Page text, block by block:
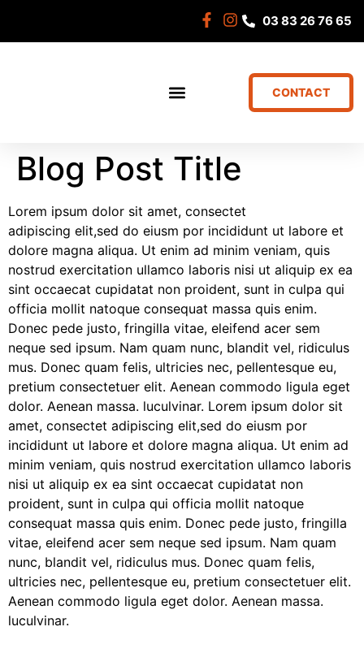
03 83 26 76 65
CONTACT
Blog Post Title
Lorem ipsum dolor sit amet, consectet
adipiscing elit,sed do eiusm por incididunt ut labore et
dolore magna aliqua. Ut enim ad minim veniam, quis
nostrud exercitation ullamco laboris nisi ut aliquip ex ea
sint occaecat cupidatat non proident, sunt in culpa qui
officia mollit natoque consequat massa quis enim.
Donec pede justo, fringilla vitae, eleifend acer sem
neque sed ipsum. Nam quam nunc, blandit vel, ridiculus
mus. Donec quam felis, ultricies nec, pellentesque eu,
pretium consectetuer elit. Aenean commodo ligula eget
dolor. Aenean massa. luculvinar. Lorem ipsum dolor sit
amet, consectet adipiscing elit,sed do eiusm por
incididunt ut labore et dolore magna aliqua. Ut enim ad
minim veniam, quis nostrud exercitation ullamco laboris
nisi ut aliquip ex ea sint occaecat cupidatat non
proident, sunt in culpa qui officia mollit natoque
consequat massa quis enim. Donec pede justo, fringilla
vitae, eleifend acer sem neque sed ipsum. Nam quam
nunc, blandit vel, ridiculus mus. Donec quam felis,
ultricies nec, pellentesque eu, pretium consectetuer elit.
Aenean commodo ligula eget dolor. Aenean massa.
luculvinar.